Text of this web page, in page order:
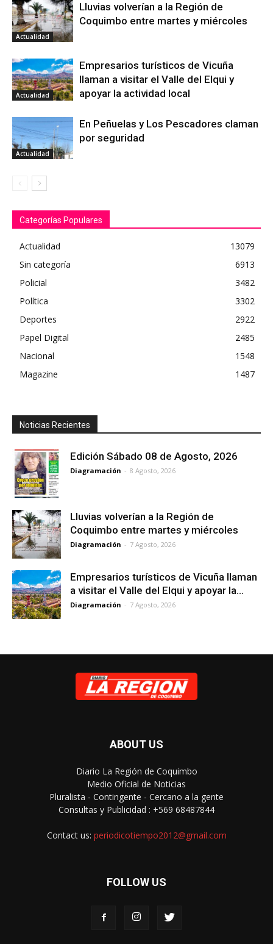
Actualidad
Lluvias volverían a la Región de
Coquimbo entre martes y miércoles
Actualidad
Empresarios turísticos de Vicuña
llaman a visitar el Valle del Elqui y
apoyar la actividad local
Actualidad
En Peñuelas y Los Pescadores claman
por seguridad
Categorías Populares
Actualidad
13079
Sin categoría
6913
Policial
3482
Política
3302
Deportes
2922
Papel Digital
2485
Nacional
1548
Magazine
1487
Noticias Recientes
Edición Sábado 08 de Agosto, 2026
Diagramación - 8 Agosto, 2026
Lluvias volverían a la Región de
Coquimbo entre martes y miércoles
Diagramación - 7 Agosto, 2026
Empresarios turísticos de Vicuña llaman
a visitar el Valle del Elqui y apoyar la...
Diagramación - 7 Agosto, 2026
ABOUT US
Diario La Región de Coquimbo
Medio Oficial de Noticias
Pluralista - Contingente - Cercano a la gente
Consultas y Publicidad : +569 68487844
Contact us: periodicotiempo2012@gmail.com
FOLLOW US